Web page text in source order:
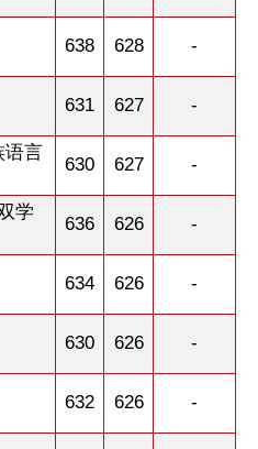
638 628 -
631 627 -
语言
630 627 -
学
636 626 -
634 626 -
630 626 -
632 626 -